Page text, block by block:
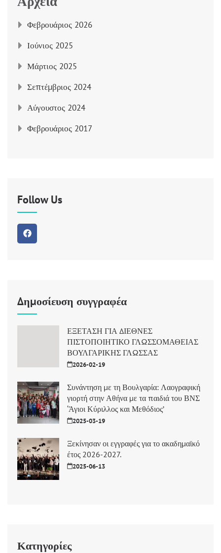
Φεβρουάριος 2026
Ιούνιος 2025
Μάρτιος 2025
Σεπτέμβριος 2024
Αύγουστος 2024
Φεβρουάριος 2017
Follow Us
Δημοσίευση συγγραφέα
ΕΞΕΤΑΣΗ ΓΙΑ ΔΙΕΘΝΕΣ
ΠΙΣΤΟΠΟΙΗΤΙΚΟ ΓΛΩΣΣΟΜΑΘΕΙΑΣ
ΒΟΥΛΓΑΡΙΚΗΣ ΓΛΩΣΣΑΣ
2026-02-19
Συνάντηση με τη Βουλγαρία: Λαογραφική
γιορτή στην Αθήνα με τα παιδιά του ΒΝΣ
‘Άγιοι Κύριλλος και Μεθόδιος’
2025-03-19
Ξεκίνησαν οι εγγραφές για το ακαδημαϊκό
έτος 2026-2027.
2025-06-13
Κατηγορίες